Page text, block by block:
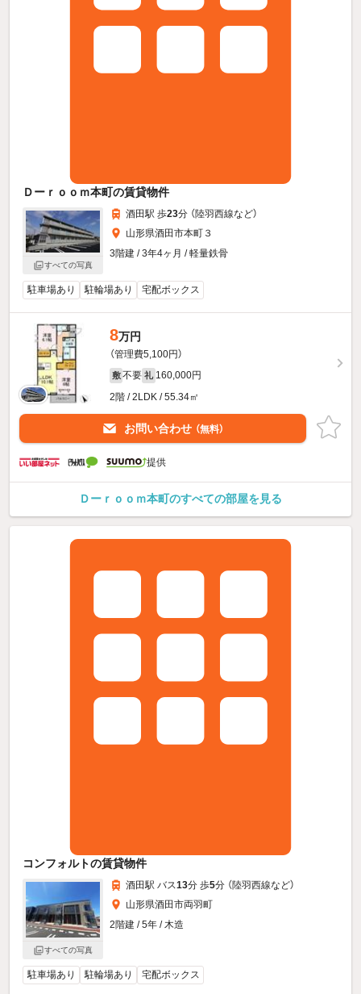
Ｄーｒｏｏｍ本町の賃貸物件
すべての写真
酒田駅 歩23分 （陸羽西線など）
山形県酒田市本町３
3階建 / 3年4ヶ月 / 軽量鉄骨
駐車場あり 駐輪場あり 宅配ボックス
8万円
（管理費5,100円）
敷 不要 礼 160,000円
2階 / 2LDK / 55.34㎡
お問い合わせ （無料）
提供
Ｄーｒｏｏｍ本町のすべての部屋を見る
コンフォルトの賃貸物件
すべての写真
酒田駅 バス13分 歩5分 （陸羽西線など）
山形県酒田市両羽町
2階建 / 5年 / 木造
駐車場あり 駐輪場あり 宅配ボックス